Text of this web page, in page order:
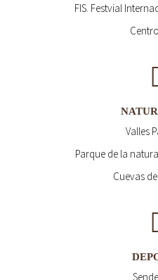
FIS. Festvial
Valles
Parque de la
Cuevas